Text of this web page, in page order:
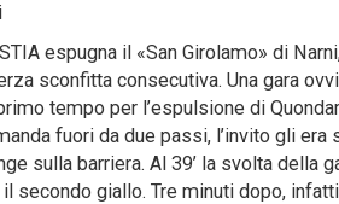
espugna il «San Girolamo» di
sconfitta consecutiva. Una gara
tempo per l’espulsione di
fuori da due passi, l’invito gli
sulla barriera. Al 39’ la svolta della
secondo giallo. Tre minuti dopo,